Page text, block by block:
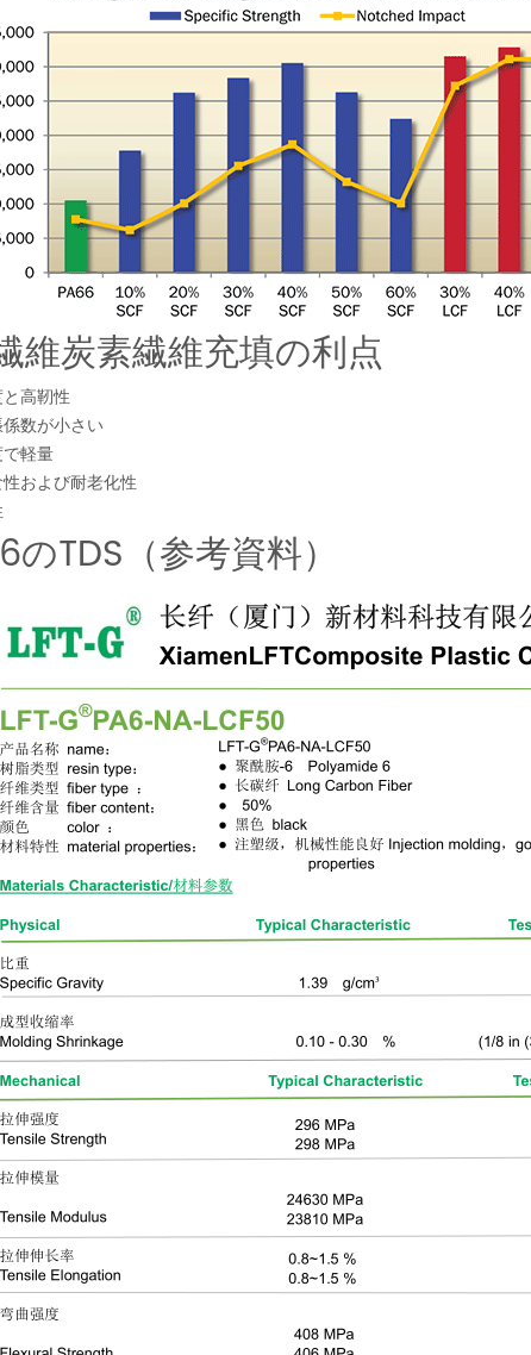
維炭素繊維充填の利点
高靭性
数が小さい
軽量
および耐老化性
のTDS（参考資料）